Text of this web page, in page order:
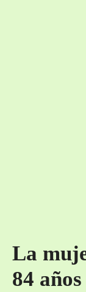
La
84